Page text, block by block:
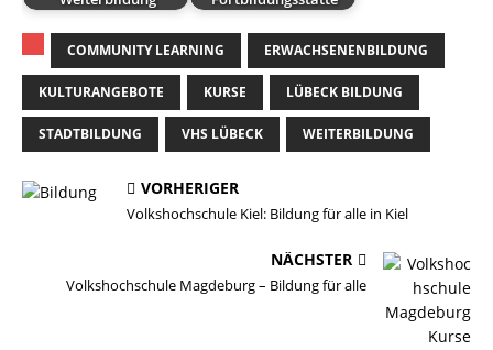
COMMUNITY LEARNING ERWACHSENENBILDUNG
KULTURANGEBOTE KURSE LÜBECK BILDUNG
STADTBILDUNG VHS LÜBECK WEITERBILDUNG
VORHERIGER
Volkshochschule Kiel: Bildung für alle in Kiel
NÄCHSTER
Volkshochschule Magdeburg – Bildung für alle